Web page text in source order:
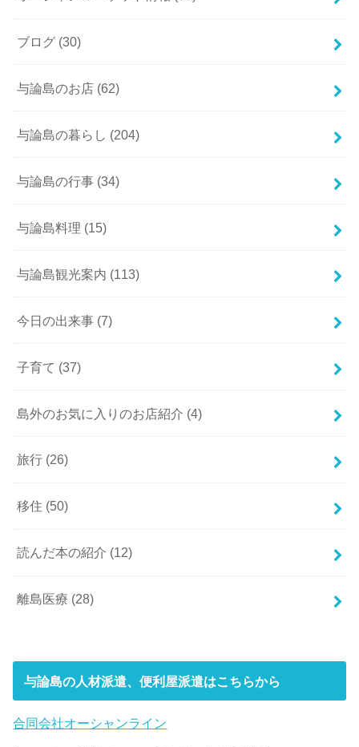
ブログ (30)
与論島のお店 (62)
与論島の暮らし (204)
与論島の行事 (34)
与論島料理 (15)
与論島観光案内 (113)
今日の出来事 (7)
子育て (37)
島外のお気に入りのお店紹介 (4)
旅行 (26)
移住 (50)
読んだ本の紹介 (12)
離島医療 (28)
与論島の人材派遣、便利屋派遣はこちらから
合同会社オーシャンライン